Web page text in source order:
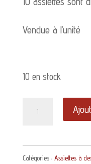
Vendue à l’unité
10 en stock
quantité
Assiette
à
Catégories : Assiettes à